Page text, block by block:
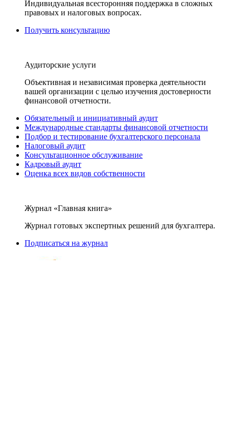
Индивидуальная всесторонняя поддержка в сложных
правовых и налоговых вопросах.
Получить консультацию
Аудиторские услуги
Объективная и независимая проверка деятельности
вашей организации с целью изучения достоверности
финансовой отчетности.
Обязательный и инициативный аудит
Международные стандарты финансовой отчетности
Подбор и тестирование бухгалтерского персонала
Налоговый аудит
Консультационное обслуживание
Кадровый аудит
Оценка всех видов собственности
Журнал «Главная книга»
Журнал готовых экспертных решений для бухгалтера.
Подписаться на журнал